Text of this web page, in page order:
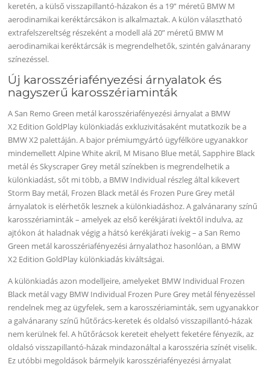
keretén, a külső visszapillantó-házakon és a 19” méretű BMW M
aerodinamikai keréktárcsákon is alkalmaztak. A külön választható
extrafelszereltség részeként a modell alá 20” méretű BMW M
aerodinamikai keréktárcsák is megrendelhetők, szintén galvánarany
színezéssel.
Új karosszériafényezési árnyalatok és
nagyszerű karosszériaminták
A San Remo Green metál karosszériafényezési árnyalat a BMW
X2 Edition GoldPlay különkiadás exkluzivitásaként mutatkozik be a
BMW X2 palettáján. A bajor prémiumgyártó ügyfélköre ugyanakkor
mindemellett Alpine White akril, M Misano Blue metál, Sapphire Black
metál és Skyscraper Grey metál színekben is megrendelhetik a
különkiadást, sőt mi több, a BMW Individual részleg által kikevert
Storm Bay metál, Frozen Black metál és Frozen Pure Grey metál
árnyalatok is elérhetők lesznek a különkiadáshoz. A galvánarany színű
karosszériaminták – amelyek az első kerékjárati ívektől indulva, az
ajtókon át haladnak végig a hátsó kerékjárati ívekig – a San Remo
Green metál karosszériafényezési árnyalathoz hasonlóan, a BMW
X2 Edition GoldPlay különkiadás kiváltságai.
A különkiadás azon modelljeire, amelyeket BMW Individual Frozen
Black metál vagy BMW Individual Frozen Pure Grey metál fényezéssel
rendelnek meg az ügyfelek, sem a karosszériaminták, sem ugyanakkor
a galvánarany színű hűtőrács-keretek és oldalsó visszapillantó-házak
nem kerülnek fel. A hűtőrácsok kereteit ehelyett feketére fényezik, az
oldalsó visszapillantó-házak mindazonáltal a karosszéria színét viselik.
Ez utóbbi megoldások bármelyik karosszériafényezési árnyalat